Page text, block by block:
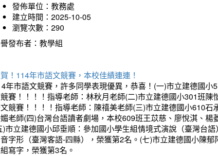
發佈單位：教務處
建立時間：2025-10-05
瀏覽次數：290
發布者：教學組
！114年市語文競賽，本校佳績連連！
年市語文競賽，許多同學表現優異，恭喜！(一)市立建德國
賽！！！！指導老師：林秋月老師(二)市立建德國小301班
競賽！！！！指導老師：陳禧美老師(三)市立建德國小610
老師(四)台灣台語讀者劇場，本校609班王苡慈、廖悅淇、
)市立建德國小邱垂順：參加國小學生組情境式演說（臺灣台
字形（臺灣客語-四縣），榮獲第2名。(七)市立建德國小陳
寫字，榮獲第3名。